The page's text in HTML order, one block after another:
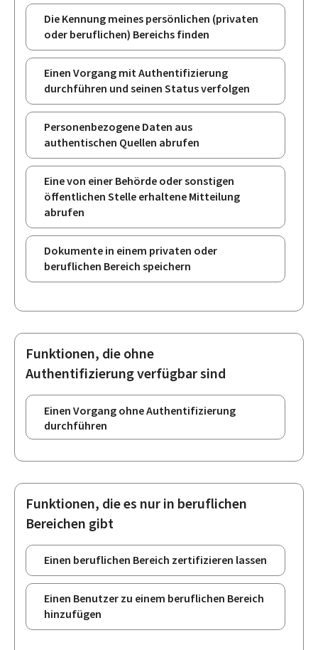
Die Kennung meines persönlichen (privaten
oder beruflichen) Bereichs finden
Einen Vorgang mit Authentifizierung
durchführen und seinen Status verfolgen
Personenbezogene Daten aus
authentischen Quellen abrufen
Eine von einer Behörde oder sonstigen
öffentlichen Stelle erhaltene Mitteilung
abrufen
Dokumente in einem privaten oder
beruflichen Bereich speichern
Funktionen, die ohne
Authentifizierung verfügbar sind
Einen Vorgang ohne Authentifizierung
durchführen
Funktionen, die es nur in beruflichen
Bereichen gibt
Einen beruflichen Bereich zertifizieren lassen
Einen Benutzer zu einem beruflichen Bereich
hinzufügen